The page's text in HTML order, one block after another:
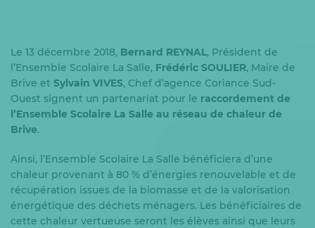
Le 13 décembre 2018, Bernard REYNAL, Président de
l’Ensemble Scolaire La Salle, Frédéric SOULIER, Maire de
Brive et Sylvain VIVES, Chef d’agence Coriance Sud-
Ouest signent un partenariat pour le raccordement de
l’Ensemble Scolaire La Salle au réseau de chaleur de
Brive.
Ainsi, l’Ensemble Scolaire La Salle bénéficiera d’une
chaleur provenant à 80 % d’énergies renouvelable et de
récupération issues de la biomasse et de la valorisation
énergétique des déchets ménagers. Les bénéficiaires de
cette chaleur vertueuse seront les élèves ainsi que leurs